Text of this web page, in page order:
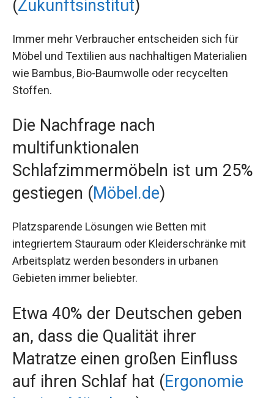
(Zukunftsinstitut)
Immer mehr Verbraucher entscheiden sich für
Möbel und Textilien aus nachhaltigen Materialien
wie Bambus, Bio-Baumwolle oder recycelten
Stoffen.
Die Nachfrage nach
multifunktionalen
Schlafzimmermöbeln ist um 25%
gestiegen (Möbel.de)
Platzsparende Lösungen wie Betten mit
integriertem Stauraum oder Kleiderschränke mit
Arbeitsplatz werden besonders in urbanen
Gebieten immer beliebter.
Etwa 40% der Deutschen geben
an, dass die Qualität ihrer
Matratze einen großen Einfluss
auf ihren Schlaf hat (Ergonomie